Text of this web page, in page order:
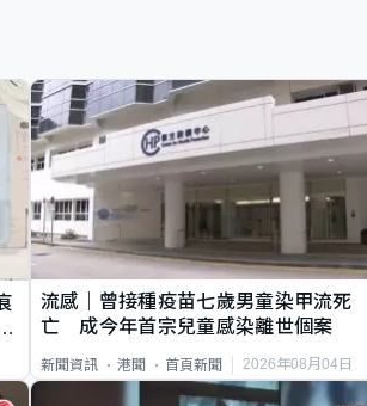
流感｜曾接種疫苗七歲男童染甲流死
亡 成今年首宗兒童感染離世個案
新聞資訊 港聞 首頁新聞 2026年08月04日